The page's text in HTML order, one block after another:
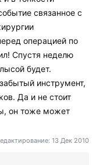
связанное с
операцией по
Спустя неделю
будет.
инструмент,
Да и не стоит
он тоже может
13 Дек 2010